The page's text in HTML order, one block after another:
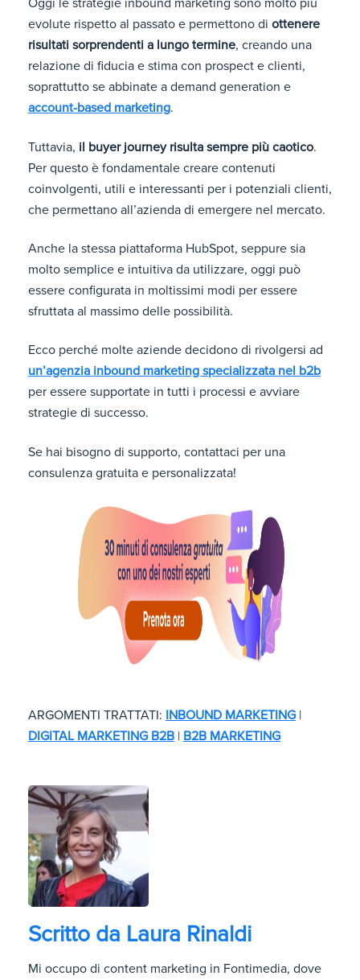
Oggi le strategie inbound marketing sono molto più
evolute rispetto al passato e permettono di ottenere
risultati sorprendenti a lungo termine, creando una
relazione di fiducia e stima con prospect e clienti,
soprattutto se abbinate a demand generation e
account-based marketing.
Tuttavia, il buyer journey risulta sempre più caotico.
Per questo è fondamentale creare contenuti
coinvolgenti, utili e interessanti per i potenziali clienti,
che permettano all’azienda di emergere nel mercato.
Anche la stessa piattaforma HubSpot, seppure sia
molto semplice e intuitiva da utilizzare, oggi può
essere configurata in moltissimi modi per essere
sfruttata al massimo delle possibilità.
Ecco perché molte aziende decidono di rivolgersi ad
un’agenzia inbound marketing specializzata nel b2b
per essere supportate in tutti i processi e avviare
strategie di successo.
Se hai bisogno di supporto, contattaci per una
consulenza gratuita e personalizzata!
ARGOMENTI TRATTATI: INBOUND MARKETING |
DIGITAL MARKETING B2B | B2B MARKETING
Scritto da Laura Rinaldi
Mi occupo di content marketing in Fontimedia, dove